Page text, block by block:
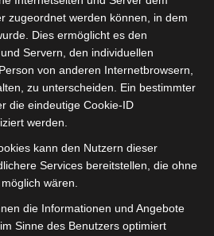
Ich bin so froh,
die Türen mit
verkleidet
haben.
Geflecht lässt
mit weiß und
Das
verleiht dem
ohne zu
Dominat zu
wirken.
zugeordnet werden können, in dem
Dies ermöglicht es den
Servern, den individuellen
von anderen Internetbrowsern,
zu unterscheiden. Ein bestimmter
die eindeutige Cookie-ID
werden.
kann den Nutzern dieser
Services bereitstellen, die ohne
wären.
die Informationen und Angebote
Sinne des Benutzers optimiert